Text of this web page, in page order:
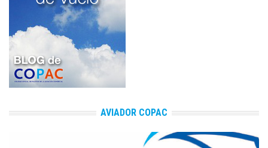
AVIADOR COPAC